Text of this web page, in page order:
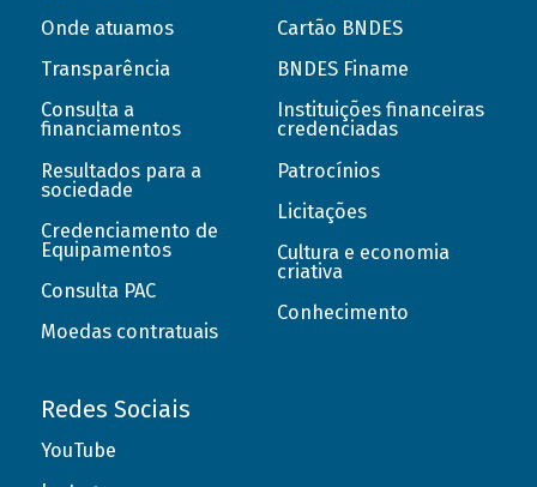
Onde atuamos
Transparência
Consulta a
financiamentos
Resultados para a
sociedade
Credenciamento de
Equipamentos
Consulta PAC
Moedas contratuais
Cartão BNDES
BNDES Finame
Instituições financeiras
credenciadas
Patrocínios
Licitações
Cultura e economia
criativa
Conhecimento
Redes Sociais
YouTube